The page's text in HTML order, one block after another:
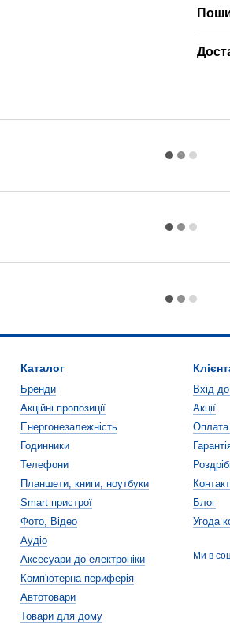
Каталог
Бренди
Акційні пропозиції
Енергонезалежність
Годинники
Телефони
Планшети, книги, ноутбуки
Smart пристрої
Фото, Відео
Аудіо
Аксесуари до електроніки
Комп'ютерна периферія
Автотовари
Товари для дому
Вхід
Акції
Оплата
Блог
Угода
Ми в